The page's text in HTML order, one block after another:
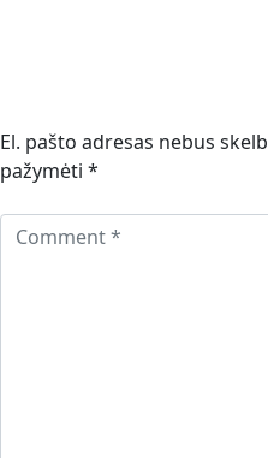
El. pašto adresas nebus
pažymėti *